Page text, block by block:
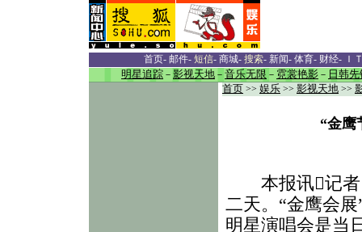
首页- 邮件- 短信- 商城- 搜索- 新闻- 体育- 财经- Ｉ
明星追踪 － 影视天地 － 音乐无限 － 霓裳艳影 － 日韩先
首页 >> 娱乐 >> 影视天地 >>
“金鹰
本报讯记者
二天。“金鹰会
明星演唱会是当